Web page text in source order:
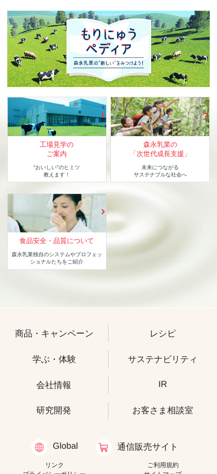
工場見学の
ご案内
“おいしい”のヒミツ
教えます！
森永乳業の
「次世代成長支援」
未来につながる
サステナブルな社会へ
食品安全・品質について
森永乳業独自のシステムやプロフェッ
ショナルたちをご紹介
商品・キャンペーン レシピ
学ぶ・体験 サステナビリティ
会社情報 IR
研究開発 お客さま相談室
Global 通信販売サイト
リンク
ご利用規約